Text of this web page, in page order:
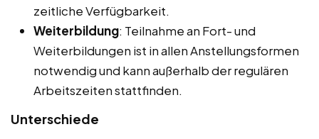
zeitliche Verfügbarkeit.
Weiterbildung: Teilnahme an Fort- und
Weiterbildungen ist in allen Anstellungsformen
notwendig und kann außerhalb der regulären
Arbeitszeiten stattfinden.
Unterschiede